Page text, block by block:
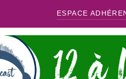
ESPACE